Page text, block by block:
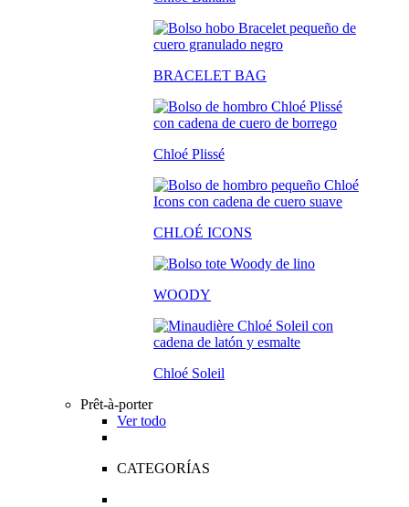
BRACELET BAG
Chloé Plissé
CHLOÉ ICONS
WOODY
Chloé Soleil
Prêt-à-porter
Ver todo
CATEGORÍAS